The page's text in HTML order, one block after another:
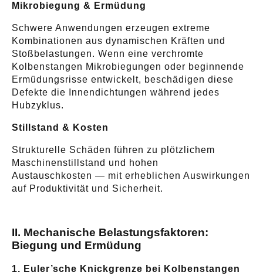
Mikrobiegung & Ermüdung
Schwere Anwendungen erzeugen extreme
Kombinationen aus dynamischen Kräften und
Stoßbelastungen. Wenn eine verchromte
Kolbenstangen Mikrobiegungen oder beginnende
Ermüdungsrisse entwickelt, beschädigen diese
Defekte die Innendichtungen während jedes
Hubzyklus.
Stillstand & Kosten
Strukturelle Schäden führen zu plötzlichem
Maschinenstillstand und hohen
Austauschkosten — mit erheblichen Auswirkungen
auf Produktivität und Sicherheit.
II. Mechanische Belastungsfaktoren:
Biegung und Ermüdung
1. Euler’sche Knickgrenze bei Kolbenstangen